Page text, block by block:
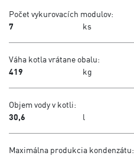
Počet vykurovacích modulov:
7
ks
Váha kotla vrátane obalu:
419
kg
Objem vody v kotli:
30,6
l
Maximálna produkcia kondenzátu: